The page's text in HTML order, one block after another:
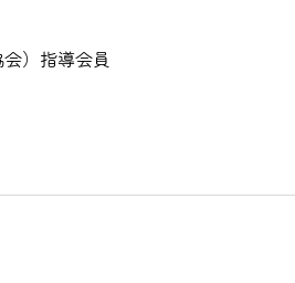
）指導会員